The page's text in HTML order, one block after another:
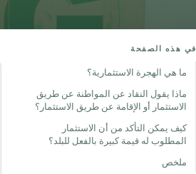
في هذه الصفحة
ما هي الهجرة الاستثمارية؟
ماذا يقول النقاد عن المواطنة عن طريق
الاستثمار أو الإقامة عن طريق الاستثمار؟
كيف يمكن التأكد من أن الاستثمار
المطلوب له قيمة كبيرة بالفعل للبلد؟
ملخص